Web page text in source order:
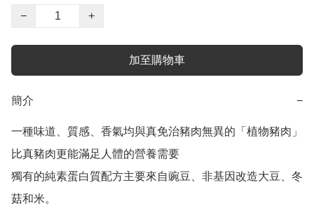
−
+
加至購物車
簡介 −
一種味道、質感、香氣均與真免治豬肉無異的「植物豬肉」
比真豬肉更能滿足人體的營養需要
獨有的純素蛋白質配方主要來自豌豆、非基因改造大豆、冬
菇和米。